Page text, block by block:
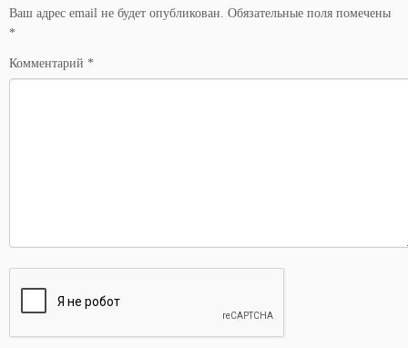
Ваш адрес email не будет опубликован. Обязательные поля помечены
*
Комментарий *